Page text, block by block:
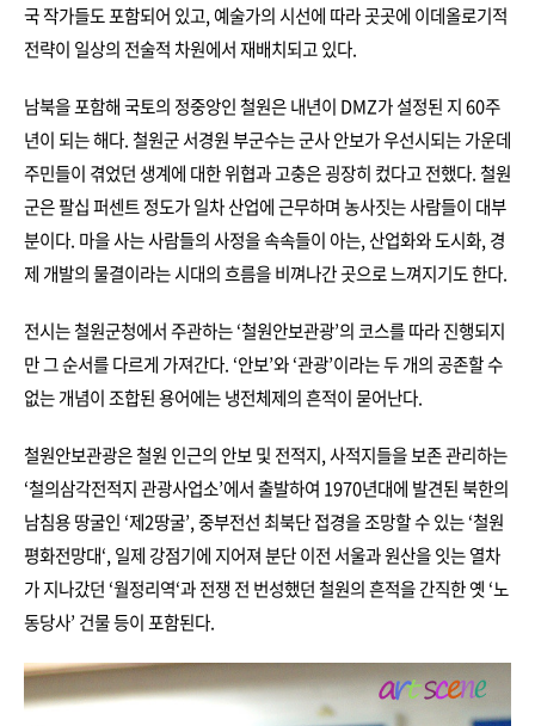
국 작가들도 포함되어 있고, 예술가의 시선에 따라 곳곳에 이데올로기적
전략이 일상의 전술적 차원에서 재배치되고 있다.
남북을 포함해 국토의 정중앙인 철원은 내년이 DMZ가 설정된 지 60주
년이 되는 해다. 철원군 서경원 부군수는 군사 안보가 우선시되는 가운데
주민들이 겪었던 생계에 대한 위협과 고충은 굉장히 컸다고 전했다. 철원
군은 팔십 퍼센트 정도가 일차 산업에 근무하며 농사짓는 사람들이 대부
분이다. 마을 사는 사람들의 사정을 속속들이 아는, 산업화와 도시화, 경
제 개발의 물결이라는 시대의 흐름을 비껴나간 곳으로 느껴지기도 한다.
전시는 철원군청에서 주관하는 ‘철원안보관광’의 코스를 따라 진행되지
만 그 순서를 다르게 가져간다. ‘안보’와 ‘관광’이라는 두 개의 공존할 수
없는 개념이 조합된 용어에는 냉전체제의 흔적이 묻어난다.
철원안보관광은 철원 인근의 안보 및 전적지, 사적지들을 보존 관리하는
‘철의삼각전적지 관광사업소’에서 출발하여 1970년대에 발견된 북한의
남침용 땅굴인 ‘제2땅굴’, 중부전선 최북단 접경을 조망할 수 있는 ‘철원
평화전망대‘, 일제 강점기에 지어져 분단 이전 서울과 원산을 잇는 열차
가 지나갔던 ‘월정리역‘과 전쟁 전 번성했던 철원의 흔적을 간직한 옛 ‘노
동당사’ 건물 등이 포함된다.